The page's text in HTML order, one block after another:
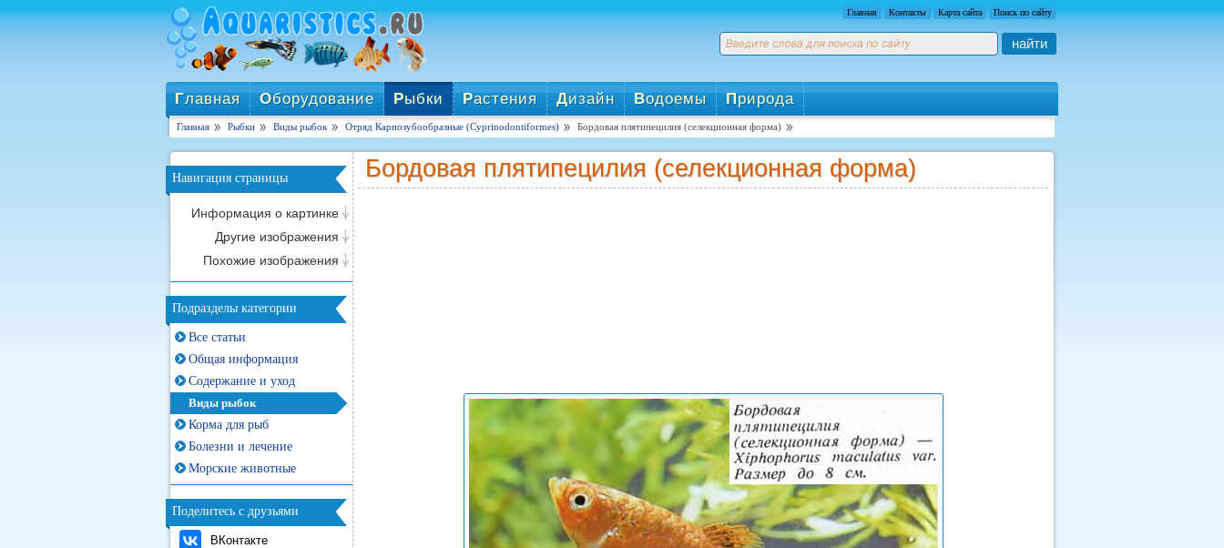
Главная Контакты Карта сайта Поиск по сайту
найти
Главная Оборудование Рыбки Растения Дизайн Водоемы Природа
Главная Рыбки Виды рыбок Отряд Карпозубообразные (Cyprinodontiformes) Бордовая плятипецилия (селекционная форма)
Навигация страницы
Информация о картинке
Другие изображения
Похожие изображения
Подразделы категории
Все статьи
Общая информация
Содержание и уход
Виды рыбок
Корма для рыб
Болезни и лечение
Морские животные
Поделитесь с друзьями
ВКонтакте
Бордовая плятипецилия (селекционная форма)